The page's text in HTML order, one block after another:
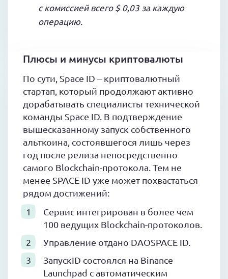
с комиссией всего $ 0,03 за каждую
операцию.
Плюсы и минусы криптовалюты
По сути, Space ID – криптовалютный
стартап, который продолжают активно
дорабатывать специалисты технической
команды Space ID. В подтверждение
вышесказанному запуск собственного
альткоина, состоявшегося лишь через
год после релиза непосредственно
самого Blockchain-протокола. Тем не
менее SPACE ID уже может похвастаться
рядом достижений:
Сервис интегрирован в более чем
100 ведущих Blockchain-протоколов.
Управление отдано DAOSPACE ID.
ЗапускID состоялся на Binance
Launchpad с автоматическим